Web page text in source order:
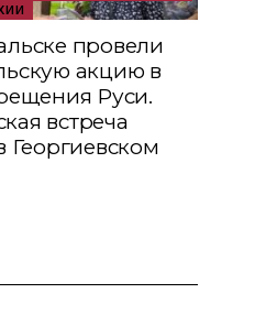
провели
акцию в
Руси.
встреча
Георгиевском